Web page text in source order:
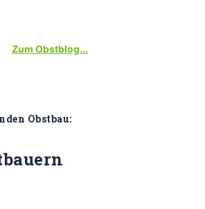
Zum Obstblog...
Obstbau: